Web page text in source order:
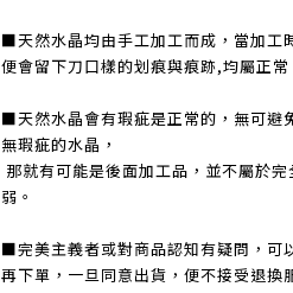
■天然水晶均由手工加工而成，當加工
便會留下刀口樣的划痕與痕跡,均屬正常
■天然水晶會有瑕疵是正常的，無可避
無瑕疵的水晶，
那就有可能是後面加工品，並不屬於
弱。
■完美主義者或對商品認知有疑問，可
再下單，一旦同意出貨，便不接受退換